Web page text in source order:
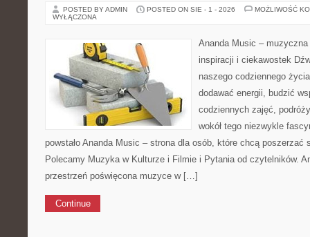
POSTED BY ADMIN POSTED ON SIE - 1 - 2026
MOŻLIWOŚĆ
WYŁĄCZONA
Ananda Music – muzyczna
inspiracji i ciekawostek
naszego codziennego
dodawać energii, budzić
codziennych zajęć,
wokół tego niezwykle
powstało Ananda Music – strona dla osób, które chcą poszerzać
Polecamy Muzyka w Kulturze i Filmie i Pytania od czytelników.
przestrzeń poświęcona muzyce w […]
Continue